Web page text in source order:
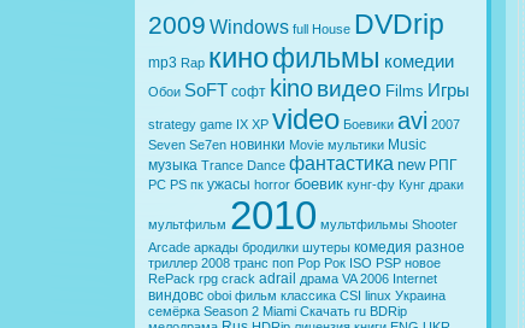
2009 Windows full House DVDrip
mp3 Rap кинофильмы комедии
Обои SoFT софт kinoвидео Films Игры
strategy game IX XP video Боевики avi 2007
Seven Se7en новинки Movie мультики Music
музыка Trance Dance фантастика new РПГ
PC PS пк ужасы horror боевик кунг-фу Кунг драки
мультфильм 2010 мультфильмы Shooter
Arcade аркады бродилки шутеры комедия разное
триллер 2008 транс поп Pop Рок ISO PSP новое
RePack rpg crack adrail драма VA 2006 Internet
виндовс oboi фильм классика CSI linux Украина
семёрка Season 2 Miami Скачать ru BDRip